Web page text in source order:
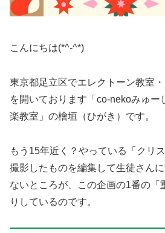
こんにちは(*^-^*)
東京都足立区でエレクトーン教室
を開いております「co-nekoみゅー
楽教室」の檜垣（ひがき）です。
もう15年近く？やっている「クリ
撮影したものを編集して生徒さん
ないところが、この企画の1番の「
りしているのです。